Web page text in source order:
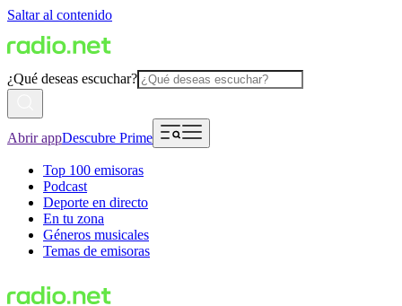
Saltar al contenido
¿Qué deseas escuchar?
Abrir appDescubre Prime
Top 100 emisoras
Podcast
Deporte en directo
En tu zona
Géneros musicales
Temas de emisoras